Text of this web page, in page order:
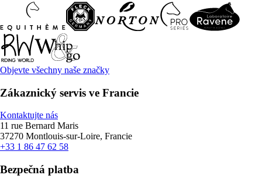
Objevte všechny naše značky
Zákaznický servis ve Francie
Kontaktujte nás
11 rue Bernard Maris
37270 Montlouis-sur-Loire, Francie
+33 1 86 47 62 58
Bezpečná platba